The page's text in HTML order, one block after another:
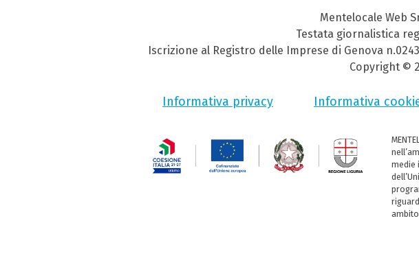
Mentelocale Web
Testata giornalistica
Iscrizione al Registro delle Imprese di Genova
Copyright ©
Informativa privacy Informativa
medie